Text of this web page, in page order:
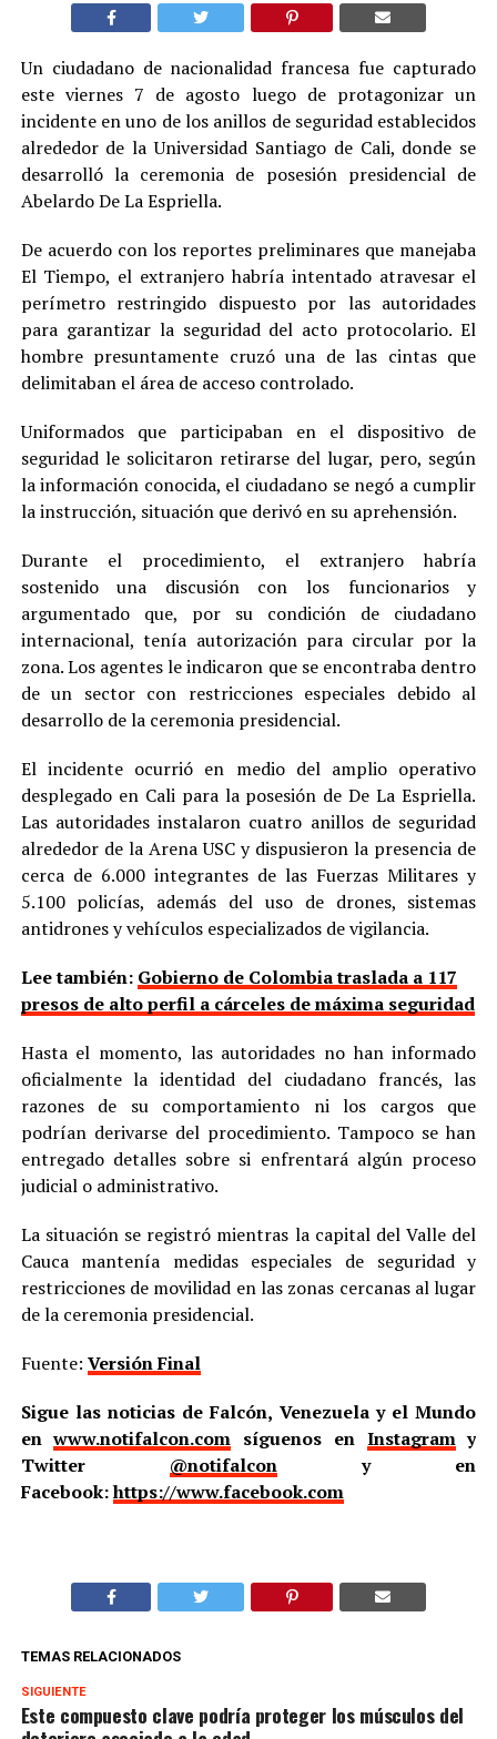
Un ciudadano de nacionalidad francesa fue capturado
este viernes 7 de agosto luego de protagonizar un
incidente en uno de los anillos de seguridad establecidos
alrededor de la Universidad Santiago de Cali, donde se
desarrolló la ceremonia de posesión presidencial de
Abelardo De La Espriella.
De acuerdo con los reportes preliminares que manejaba
El Tiempo, el extranjero habría intentado atravesar el
perímetro restringido dispuesto por las autoridades
para garantizar la seguridad del acto protocolario. El
hombre presuntamente cruzó una de las cintas que
delimitaban el área de acceso controlado.
Uniformados que participaban en el dispositivo de
seguridad le solicitaron retirarse del lugar, pero, según
la información conocida, el ciudadano se negó a cumplir
la instrucción, situación que derivó en su aprehensión.
Durante el procedimiento, el extranjero habría
sostenido una discusión con los funcionarios y
argumentado que, por su condición de ciudadano
internacional, tenía autorización para circular por la
zona. Los agentes le indicaron que se encontraba dentro
de un sector con restricciones especiales debido al
desarrollo de la ceremonia presidencial.
El incidente ocurrió en medio del amplio operativo
desplegado en Cali para la posesión de De La Espriella.
Las autoridades instalaron cuatro anillos de seguridad
alrededor de la Arena USC y dispusieron la presencia de
cerca de 6.000 integrantes de las Fuerzas Militares y
5.100 policías, además del uso de drones, sistemas
antidrones y vehículos especializados de vigilancia.
Lee también: Gobierno de Colombia traslada a 117
presos de alto perfil a cárceles de máxima seguridad
Hasta el momento, las autoridades no han informado
oficialmente la identidad del ciudadano francés, las
razones de su comportamiento ni los cargos que
podrían derivarse del procedimiento. Tampoco se han
entregado detalles sobre si enfrentará algún proceso
judicial o administrativo.
La situación se registró mientras la capital del Valle del
Cauca mantenía medidas especiales de seguridad y
restricciones de movilidad en las zonas cercanas al lugar
de la ceremonia presidencial.
Fuente: Versión Final
Sigue las noticias de Falcón, Venezuela y el Mundo
enwww.notifalcon.com síguenos en Instagramy
Twitter @notifalcony en
Facebook:https://www.facebook.com
TEMAS RELACIONADOS
SIGUIENTE
Este compuesto clave podría proteger los músculos del